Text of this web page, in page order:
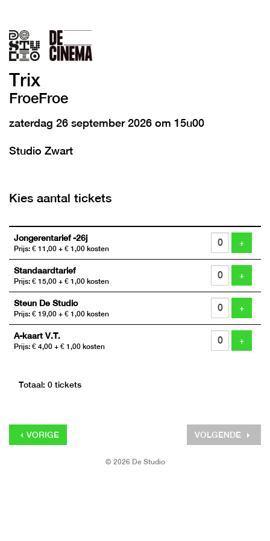
Trix
FroeFroe
zaterdag 26 september 2026 om 15u00
Studio Zwart
Kies aantal tickets
Aantal
Jongerentarief -26j
Prijs: € 11,00 + € 1,00 kosten
+VOEG
Standaardtarief
Prijs: € 15,00 + € 1,00 kosten
+VOEG
Steun De Studio
Prijs: € 19,00 + € 1,00 kosten
+VOEG
A-kaart V.T.
Prijs: € 4,00 + € 1,00 kosten
+VOEG
Totaal: 0 tickets
VORIGE VOLGENDE
© 2026 De Studio